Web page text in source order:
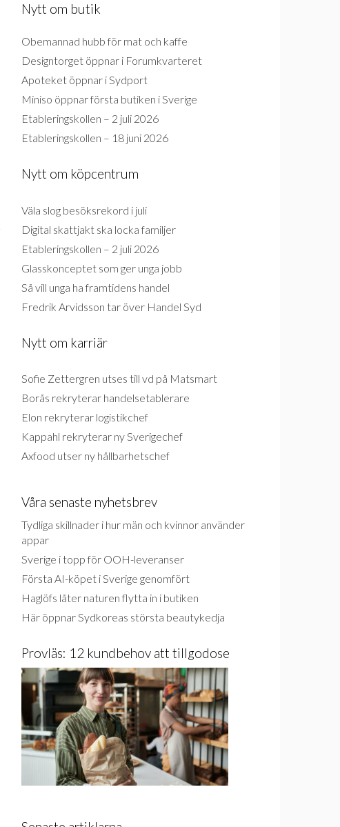
Nytt om butik
Obemannad hubb för mat och kaffe
Designtorget öppnar i Forumkvarteret
Apoteket öppnar i Sydport
Miniso öppnar första butiken i Sverige
Etableringskollen – 2 juli 2026
Etableringskollen – 18 juni 2026
Nytt om köpcentrum
Väla slog besöksrekord i juli
Digital skattjakt ska locka familjer
Etableringskollen – 2 juli 2026
Glasskonceptet som ger unga jobb
Så vill unga ha framtidens handel
Fredrik Arvidsson tar över Handel Syd
Nytt om karriär
Sofie Zettergren utses till vd på Matsmart
Borås rekryterar handelsetablerare
Elon rekryterar logistikchef
Kappahl rekryterar ny Sverigechef
Axfood utser ny hållbarhetschef
Våra senaste nyhetsbrev
Tydliga skillnader i hur män och kvinnor använder
appar
Sverige i topp för OOH-leveranser
Första AI-köpet i Sverige genomfört
Haglöfs låter naturen flytta in i butiken
Här öppnar Sydkoreas största beautykedja
Provläs: 12 kundbehov att tillgodose